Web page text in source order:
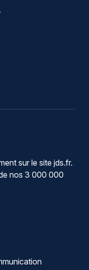
sur le site jds.fr.
nos 3 000 000